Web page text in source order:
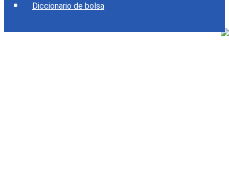
Diccionario de bolsa